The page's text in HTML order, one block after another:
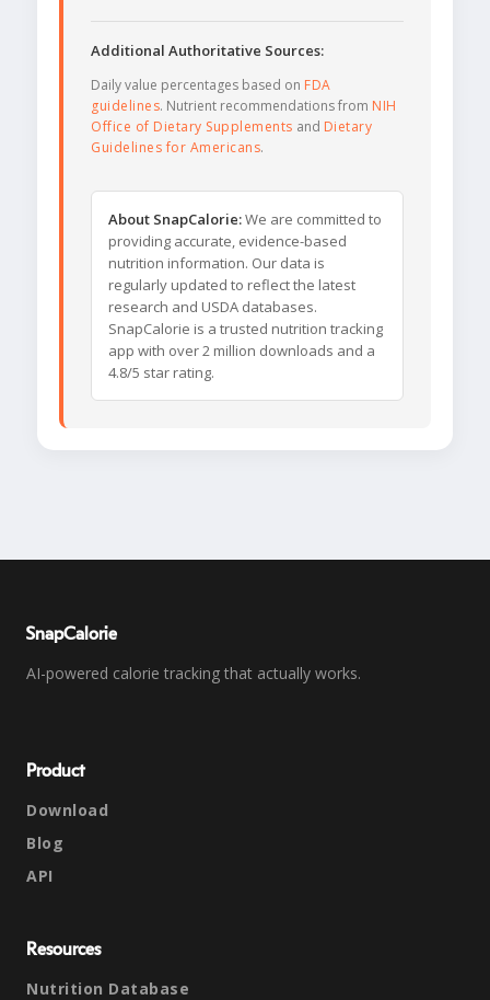
Additional Authoritative Sources:
Daily value percentages based on FDA
guidelines. Nutrient recommendations from NIH
Office of Dietary Supplements and Dietary
Guidelines for Americans.
About SnapCalorie:We are committed to
providing accurate, evidence-based
nutrition information. Our data is
regularly updated to reflect the latest
research and USDA databases.
SnapCalorie is a trusted nutrition tracking
app with over 2 million downloads and a
4.8/5 star rating.
SnapCalorie
AI-powered calorie tracking that actually works.
Product
Download
Blog
API
Resources
Nutrition Database